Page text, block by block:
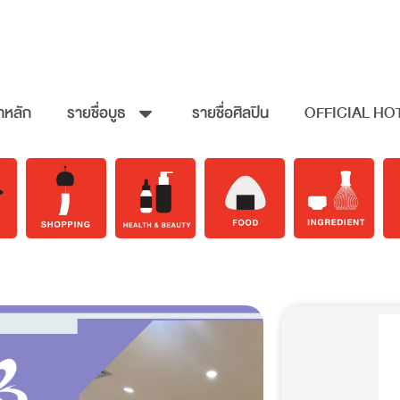
ลัก รายชื่อบูธ รายชื่อศิลปิน OFFICIAL